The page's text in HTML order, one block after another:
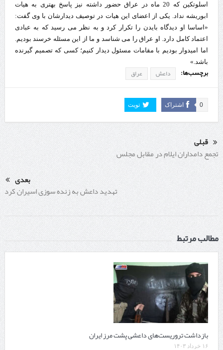
اسلوتکین که 20 ماه در عراق حضور داشته نیز پاسخ بهتری به هیات
ابوریشه نداد. یکی از اعضای این هیات در توصیف دیدارشان با وی گفت:
«اساسا او دیدگاه بایدن را تکرار کرد و به نظر می رسید که به عبادی
اعتماد کامل دارد. او عراق را می شناسد و ما از این مسئله خرسند بودیم.
اما امیدوار بودیم با مقامات مسئول دیدار کنیم؛ کسی که تصمیم گیرنده
باشد.»
برچسب‌ها: داعش عراق
اشتراک 0 تویت
قبلی
تجمع دامداران ایلام در مقابل مجلس
بعدی
تهدید داعش به زنده سوزی اسیران کرد
مطالب مرتبط
بازداشت تروریست‌های داعشی پشت مرز ایران
۱۶ خرداد ۱۴۰۳